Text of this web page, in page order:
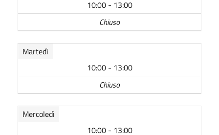
10:00 - 13:00
Chiuso
Martedì
10:00 - 13:00
Chiuso
Mercoledì
10:00 - 13:00